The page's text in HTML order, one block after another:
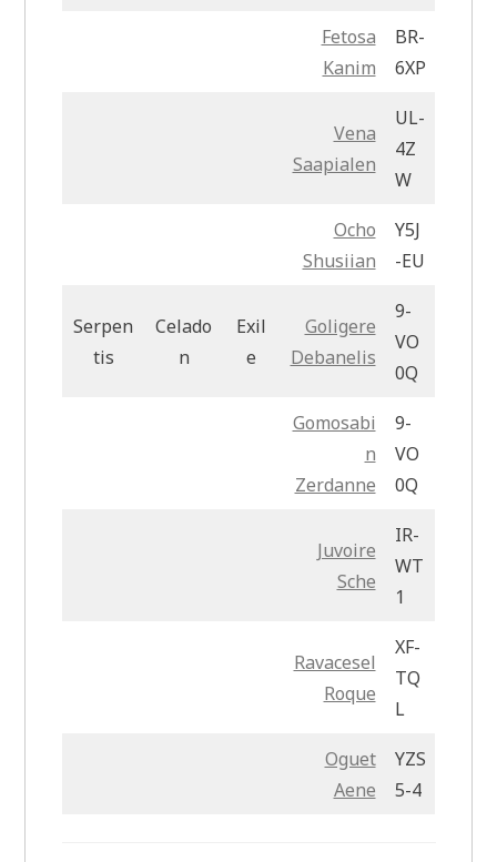
Fetosa
Kanim
BR-
6XP
Vena
Saapialen
UL-
4Z
W
Ocho
Shusiian
Y5J
-EU
Serpen
tis
Celado
n
Exil
e
Goligere
Debanelis
9-
VO
0Q
Gomosabi
n
Zerdanne
9-
VO
0Q
Juvoire
Sche
IR-
WT
1
Ravacesel
Roque
XF-
TQ
L
Oguet
Aene
YZS
5-4